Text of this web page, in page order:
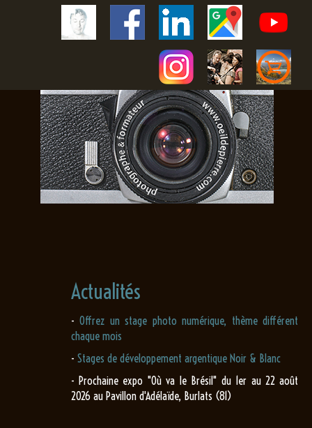
Actualités
-Offrez un stage photo numérique, thème différent
chaque mois
- Stages de développement argentique Noir & Blanc
- Prochaine expo "Où va le Brésil" du 1er au 22 août
2026 au Pavillon d'Adélaïde, Burlats (81)